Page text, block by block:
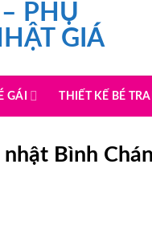
GÁI THIẾT KẾ BÉ TRAI
Bình